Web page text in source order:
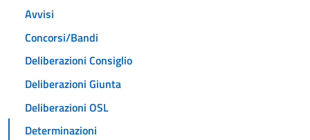
Avvisi
Concorsi/Bandi
Deliberazioni Consiglio
Deliberazioni Giunta
Deliberazioni OSL
Determinazioni